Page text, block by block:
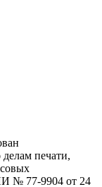
печати,
№ 77-9904 от 24